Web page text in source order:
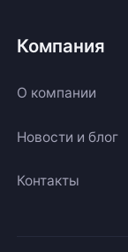
Компания
О компании
Новости и блог
Контакты